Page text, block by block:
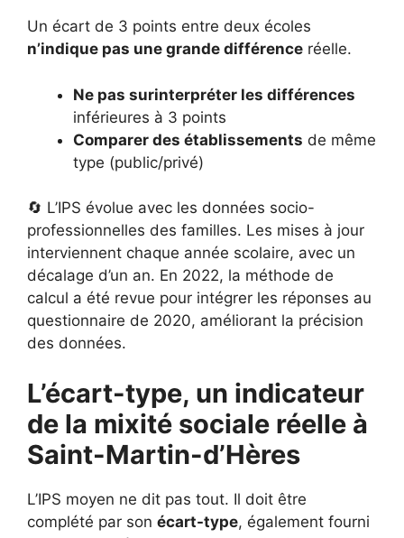
Un écart de 3 points entre deux écoles
n’indique pas une grande différence réelle.
Ne pas surinterpréter les différences
inférieures à 3 points
Comparer des établissements de même
type (public/privé)
🔄 L’IPS évolue avec les données socio-
professionnelles des familles. Les mises à jour
interviennent chaque année scolaire, avec un
décalage d’un an. En 2022, la méthode de
calcul a été revue pour intégrer les réponses au
questionnaire de 2020, améliorant la précision
des données.
L’écart-type, un indicateur
de la mixité sociale réelle à
Saint-Martin-d’Hères
L’IPS moyen ne dit pas tout. Il doit être
complété par son écart-type, également fourni